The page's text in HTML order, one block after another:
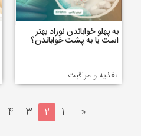
به پهلو خواباندن نوزاد بهتر
است یا به پشت خواباندن؟
تغذیه و مراقبت
«
1
2
3
4